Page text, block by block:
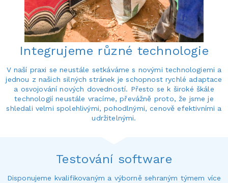
Integrujeme různé technologie
V naší praxi se neustále setkáváme s novými technologiemi a
jednou z našich silných stránek je schopnost rychlé adaptace
a osvojování nových dovedností. Přesto se k široké škále
technologií neustále vracíme, převážně proto, že jsme je
shledali velmi spolehlivými, pohodlnými, cenově efektivními a
udržitelnými.
Testování software
Disponujeme kvalifikovaným a výborně sehraným týmem více